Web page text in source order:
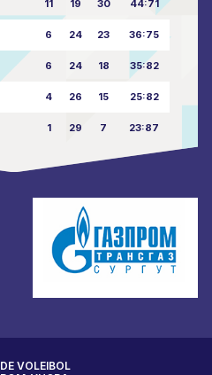
11 19 30 44:71
6 24 23 36:75
6 24 18 35:82
4 26 15 25:82
1 29 7 23:87
VOLEIBOL